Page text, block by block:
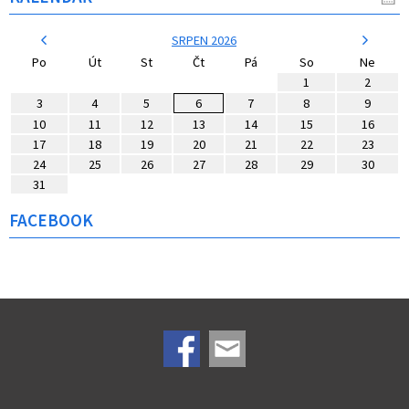
SRPEN 2026
Po
Út St Čt Pá So
Ne
1
2
3
4 5 6 7 8
9
10
11 12 13 14 15
16
17
18 19 20 21 22
23
24
25 26 27 28 29
30
31
FACEBOOK